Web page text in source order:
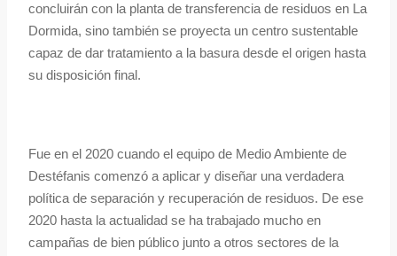
concluirán con la planta de transferencia de residuos en La
Dormida, sino también se proyecta un centro sustentable
capaz de dar tratamiento a la basura desde el origen hasta
su disposición final.
Fue en el 2020 cuando el equipo de Medio Ambiente de
Destéfanis comenzó a aplicar y diseñar una verdadera
política de separación y recuperación de residuos. De ese
2020 hasta la actualidad se ha trabajado mucho en
campañas de bien público junto a otros sectores de la